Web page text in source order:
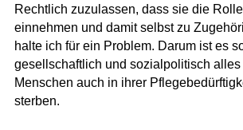
Rechtlich zuzulassen, dass sie die
einnehmen und damit selbst zu
halte ich für ein Problem. Darum ist es
gesellschaftlich und sozialpolitisch alles
Menschen auch in ihrer
sterben.